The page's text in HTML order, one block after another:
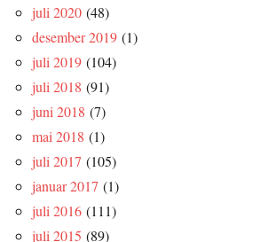
juli 2020 (48)
desember 2019 (1)
juli 2019 (104)
juli 2018 (91)
juni 2018 (7)
mai 2018 (1)
juli 2017 (105)
januar 2017 (1)
juli 2016 (111)
juli 2015 (89)